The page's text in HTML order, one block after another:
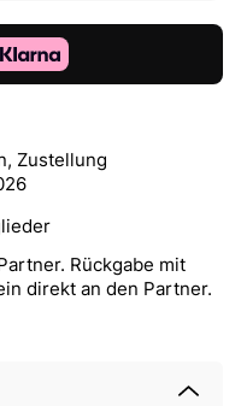
Zustellung
Rückgabe mit
direkt an den Partner.